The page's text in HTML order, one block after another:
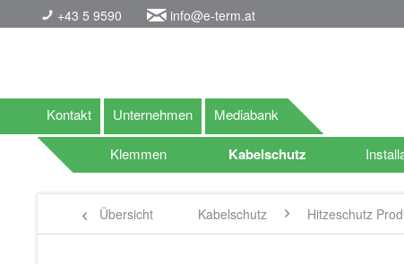
+43 5 9590 info@e-term.at
Kontakt Unternehmen Mediabank
Klemmen Kabelschutz
Übersicht Kabelschutz Hitzeschutz